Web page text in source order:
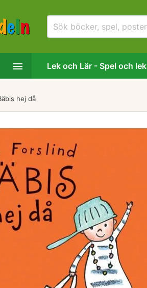
 Lek och Lär - Spel och lek
hej då